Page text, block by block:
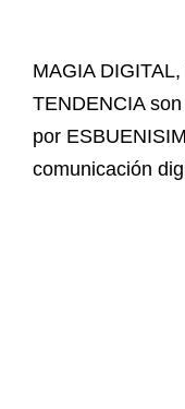
MAGIA DIGITAL,
TENDENCIAson
por
comunicación